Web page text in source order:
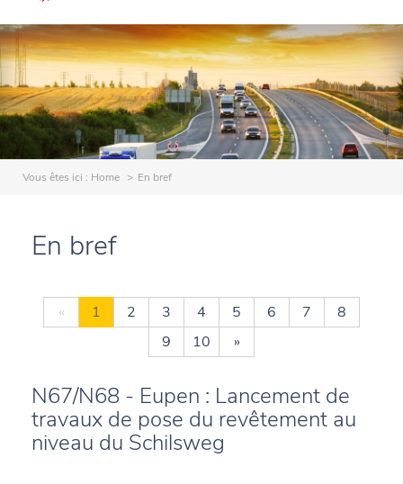
Vous êtes ici : Home En bref
En bref
« 1 2 3 4 5 6 7
8
9
10 »
N67/N68 - Eupen : Lancement de
travaux de pose du revêtement au
niveau du Schilsweg